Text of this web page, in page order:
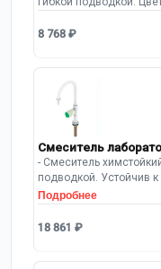
8 768 ₽
Смеситель
- Смеситель
подводкой. Устойчив
рабочее давление: 10
Подробнее
18 861 ₽